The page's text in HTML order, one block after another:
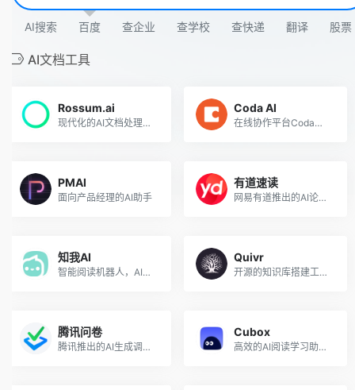
AI搜索 百度 查企业 查学校 查快递 翻译 股票
AI文档工具
Rossum.ai
现代化的AI文档处理工具
Coda AI
在线协作平台Coda推出的AI写作和文档助手，类似于Notion AI
PMAI
面向产品经理的AI助手
有道速读
网易有道推出的AI论文和文档阅读助手
知我AI
智能阅读机器人，AI总结文档、网页、视频、播客等
Quivr
开源的知识库搭建工具，构建你的第二大脑
腾讯问卷
腾讯推出的AI生成调查问卷的免费工具
Cubox
高效的AI阅读学习助手和信息收集管理工具